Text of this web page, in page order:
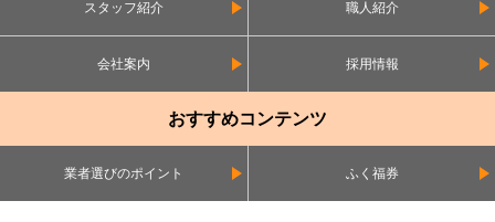
スタッフ紹介 職人紹介
会社案内 採用情報
おすすめコンテンツ
業者選びのポイント ふく福券